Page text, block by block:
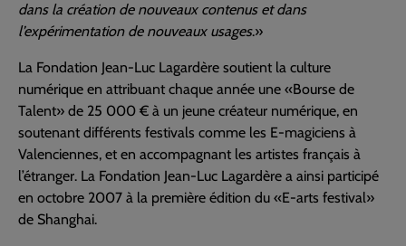
dans la création de nouveaux contenus et dans
l’expérimentation de nouveaux usages.»
La Fondation Jean-Luc Lagardère soutient la culture
numérique en attribuant chaque année une «Bourse de
Talent» de 25 000 € à un jeune créateur numérique, en
soutenant différents festivals comme les E-magiciens à
Valenciennes, et en accompagnant les artistes français à
l’étranger. La Fondation Jean-Luc Lagardère a ainsi participé
en octobre 2007 à la première édition du «E-arts festival»
de Shanghai.